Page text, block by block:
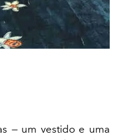
— um vestido e uma